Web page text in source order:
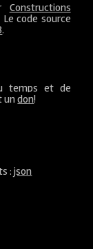
Constructions
Le code source
.
temps et de
undon!
:json